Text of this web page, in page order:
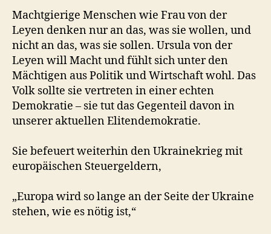
Machtgierige Menschen wie Frau von der
Leyen denken nur an das, was sie wollen, und
nicht an das, was sie sollen. Ursula von der
Leyen will Macht und fühlt sich unter den
Mächtigen aus Politik und Wirtschaft wohl. Das
Volk sollte sie vertreten in einer echten
Demokratie – sie tut das Gegenteil davon in
unserer aktuellen Elitendemokratie.
Sie befeuert weiterhin den Ukrainekrieg mit
europäischen Steuergeldern,
„Europa wird so lange an der Seite der Ukraine
stehen, wie es nötig ist,“